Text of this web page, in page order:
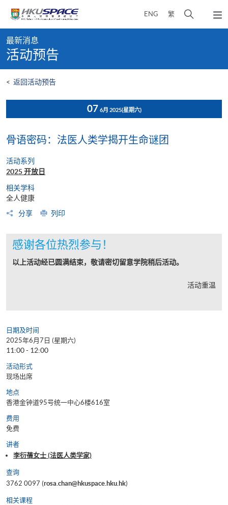
content
ENG 繁
开
弹
出
content
start
最新消息
活动预告
< 返回活动预告
07 6月 2025(星期六)
骨语密码：法医人类学揭开生命谜团
活动系列
2025 开放日
相关学科
全人健康
分享
列印
感谢各位热烈参与！
以上活动经已圆满结束，敬请密切留意学院稍后活动。
活动重温
日期及时间
2025年6月7日 (星期六)
11:00 - 12:00
活动形式
现场出席
地点
香港金钟道95号统一中心6楼616室
费用
免费
讲者
李衍蒨女士 (法医人类学家)
查询
3762 0097 (rosa.chan@hkuspace.hku.hk)
相关课程